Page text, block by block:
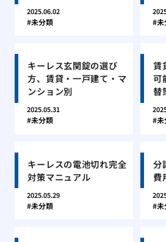
2025.06.02
未分類 未
キーレス玄関錠の選び
方、賃貸・一戸建て・マ
ンション別
2025.05.31
未分類
賃
可
替
未
キーレスの電池切れ完全
対策マニュアル
2025.05.29
未分類
分
費
未